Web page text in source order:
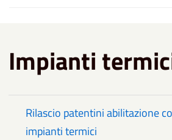
Impianti
Rilascio patentini abilitazione
impianti termici